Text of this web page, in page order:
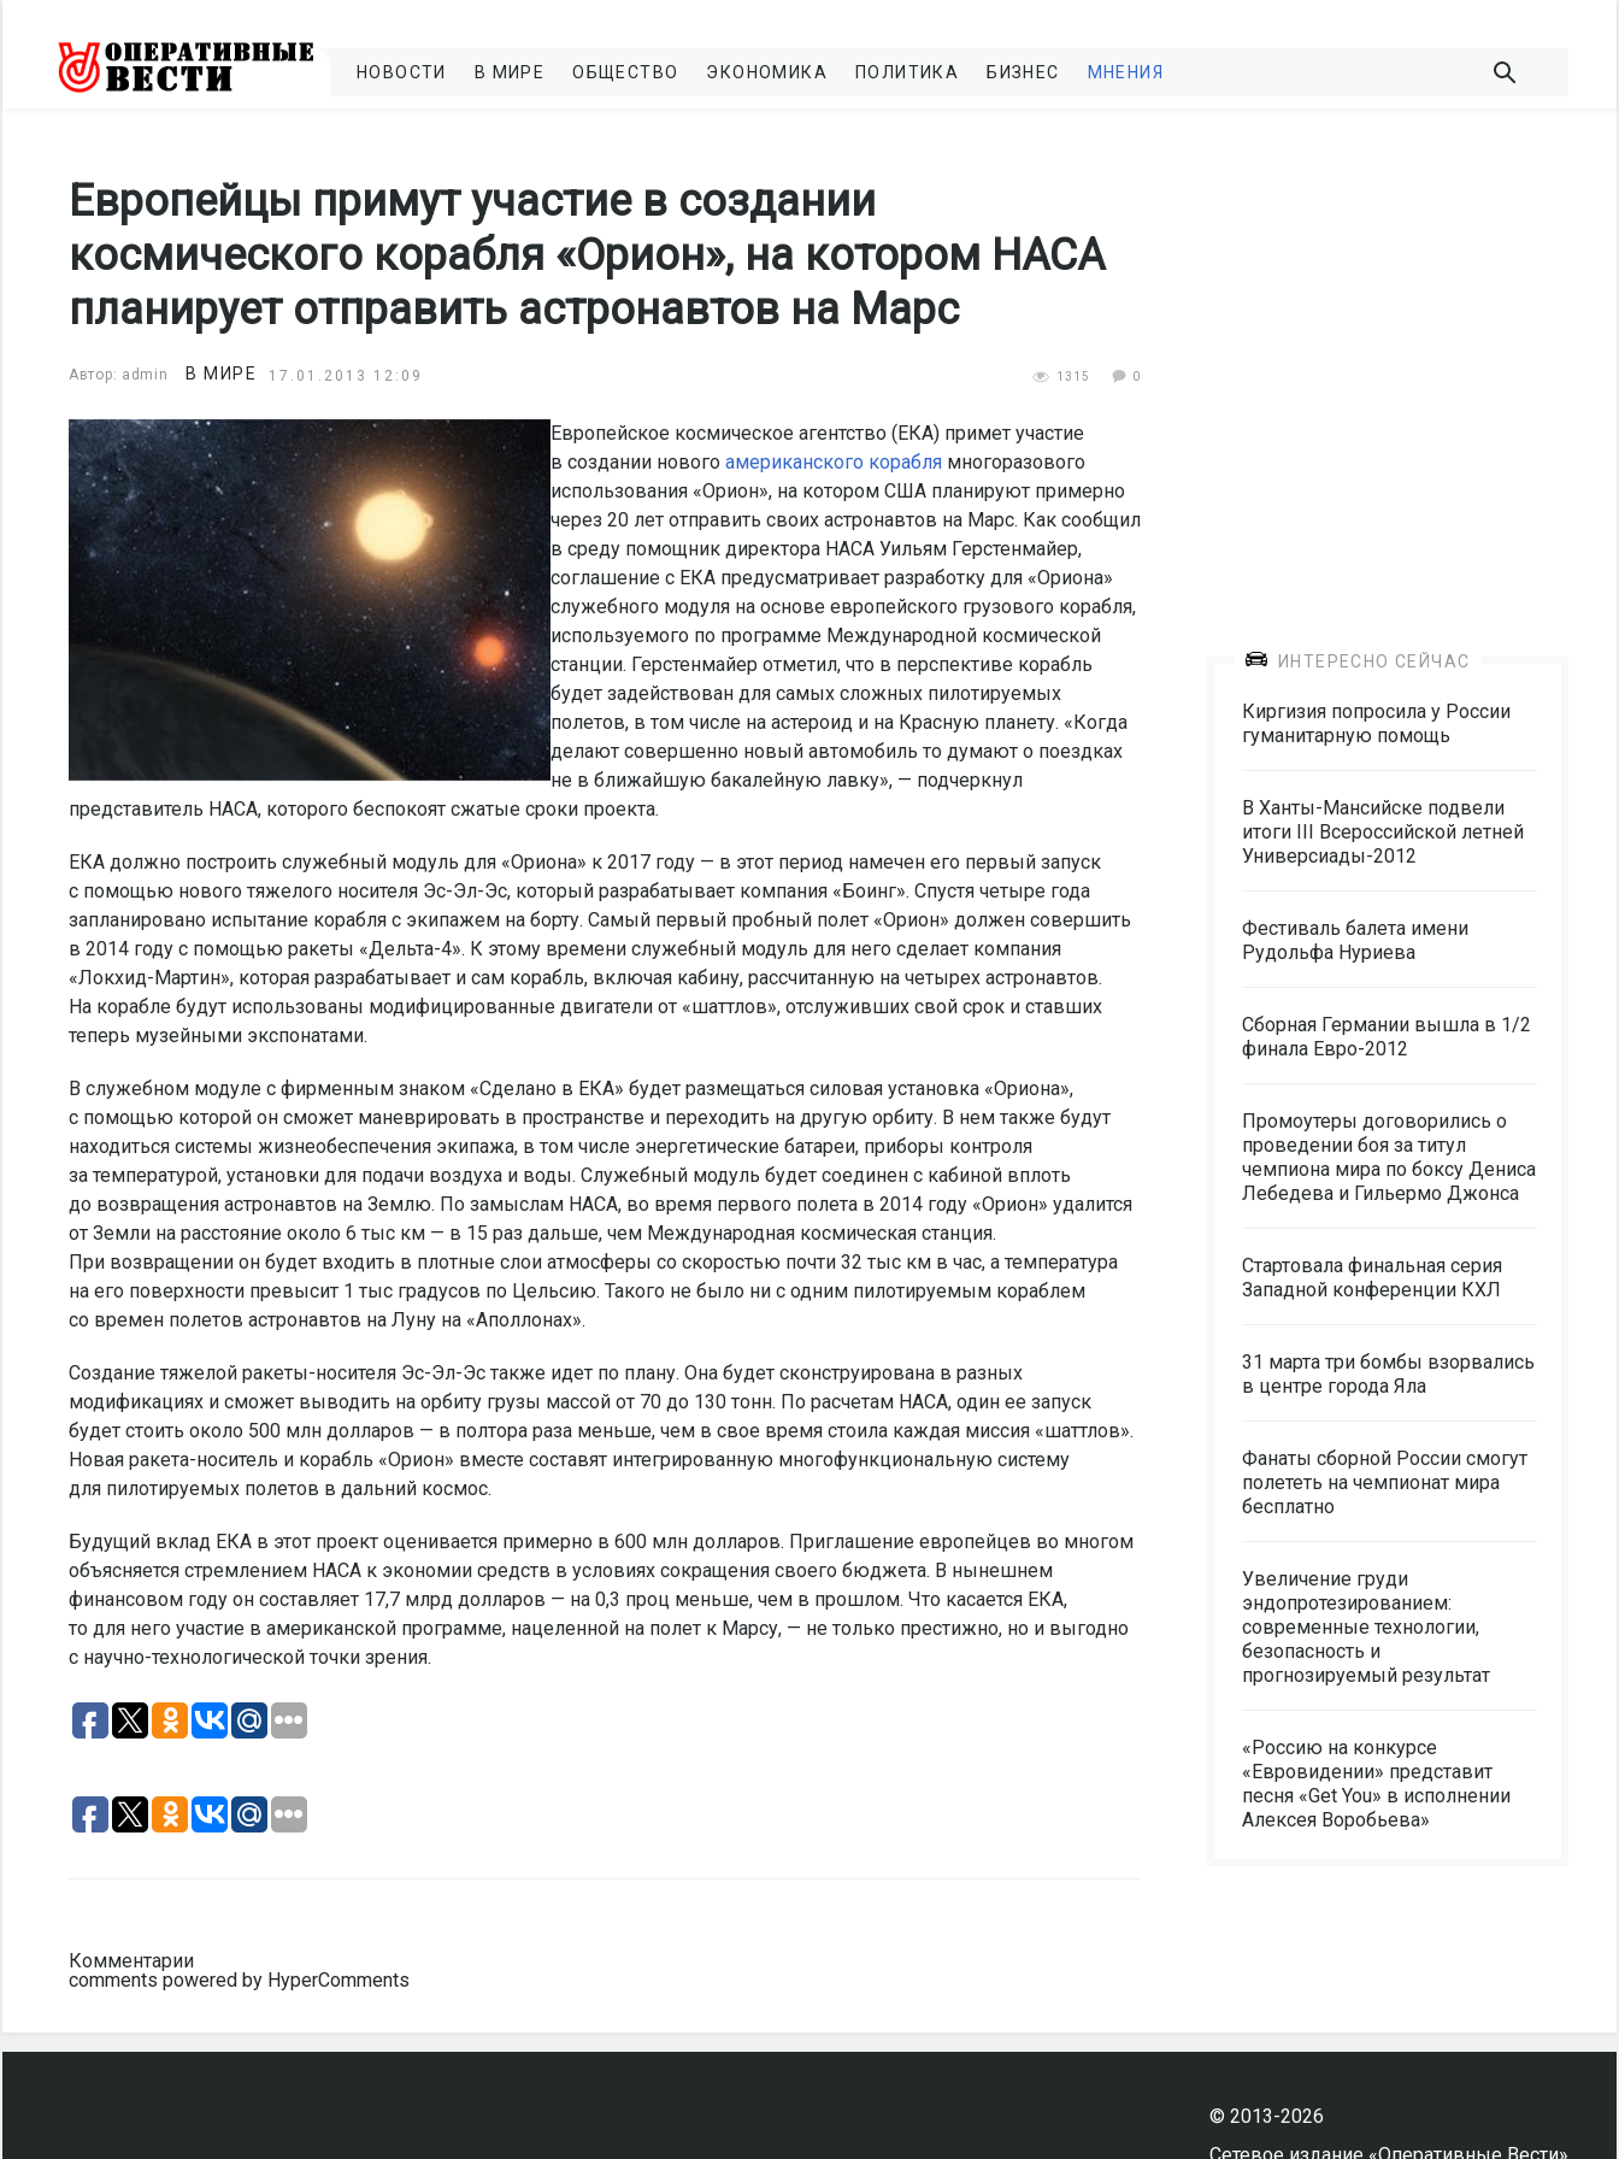
НОВОСТИ В МИРЕ ОБЩЕСТВО ЭКОНОМИКА ПОЛИТИКА БИЗНЕС МНЕНИЯ
Европейцы примут участие в создании
космического корабля «Орион», на котором НАСА
планирует отправить астронавтов на Марс
Автор: admin В МИРЕ 17.01.2013 12:09 1315 0
Европейское космическое агентство (ЕКА) примет участие
в создании нового американского корабля многоразового
использования «Орион», на котором США планируют примерно
через 20 лет отправить своих астронавтов на Марс. Как сообщил
в среду помощник директора НАСА Уильям Герстенмайер,
соглашение с ЕКА предусматривает разработку для «Ориона»
служебного модуля на основе европейского грузового корабля,
используемого по программе Международной космической
станции. Герстенмайер отметил, что в перспективе корабль
будет задействован для самых сложных пилотируемых
полетов, в том числе на астероид и на Красную планету. «Когда
делают совершенно новый автомобиль то думают о поездках
не в ближайшую бакалейную лавку», — подчеркнул
представитель НАСА, которого беспокоят сжатые сроки проекта.
ЕКА должно построить служебный модуль для «Ориона» к 2017 году — в этот период намечен его первый запуск
с помощью нового тяжелого носителя Эс-Эл-Эс, который разрабатывает компания «Боинг». Спустя четыре года
запланировано испытание корабля с экипажем на борту. Самый первый пробный полет «Орион» должен совершить
в 2014 году с помощью ракеты «Дельта-4». К этому времени служебный модуль для него сделает компания
«Локхид-Мартин», которая разрабатывает и сам корабль, включая кабину, рассчитанную на четырех астронавтов.
На корабле будут использованы модифицированные двигатели от «шаттлов», отслуживших свой срок и ставших
теперь музейными экспонатами.
В служебном модуле с фирменным знаком «Сделано в ЕКА» будет размещаться силовая установка «Ориона»,
с помощью которой он сможет маневрировать в пространстве и переходить на другую орбиту. В нем также будут
находиться системы жизнеобеспечения экипажа, в том числе энергетические батареи, приборы контроля
за температурой, установки для подачи воздуха и воды. Служебный модуль будет соединен с кабиной вплоть
до возвращения астронавтов на Землю. По замыслам НАСА, во время первого полета в 2014 году «Орион» удалится
от Земли на расстояние около 6 тыс км — в 15 раз дальше, чем Международная космическая станция.
При возвращении он будет входить в плотные слои атмосферы со скоростью почти 32 тыс км в час, а температура
на его поверхности превысит 1 тыс градусов по Цельсию. Такого не было ни с одним пилотируемым кораблем
со времен полетов астронавтов на Луну на «Аполлонах».
Создание тяжелой ракеты-носителя Эс-Эл-Эс также идет по плану. Она будет сконструирована в разных
модификациях и сможет выводить на орбиту грузы массой от 70 до 130 тонн. По расчетам НАСА, один ее запуск
будет стоить около 500 млн долларов — в полтора раза меньше, чем в свое время стоила каждая миссия «шаттлов».
Новая ракета-носитель и корабль «Орион» вместе составят интегрированную многофункциональную систему
для пилотируемых полетов в дальний космос.
Будущий вклад ЕКА в этот проект оценивается примерно в 600 млн долларов. Приглашение европейцев во многом
объясняется стремлением НАСА к экономии средств в условиях сокращения своего бюджета. В нынешнем
финансовом году он составляет 17,7 млрд долларов — на 0,3 проц меньше, чем в прошлом. Что касается ЕКА,
то для него участие в американской программе, нацеленной на полет к Марсу, — не только престижно, но и выгодно
с научно-технологической точки зрения.
Комментарии
comments powered by HyperComments
ИНТЕРЕСНО СЕЙЧАС
Киргизия попросила у России
гуманитарную помощь
В Ханты-Мансийске подвели
итоги III Всероссийской летней
Универсиады-2012
Фестиваль балета имени
Рудольфа Нуриева
Сборная Германии вышла в 1/2
финала Евро-2012
Промоутеры договорились о
проведении боя за титул
чемпиона мира по боксу Дениса
Лебедева и Гильермо Джонса
Стартовала финальная серия
Западной конференции КХЛ
31 марта три бомбы взорвались
в центре города Яла
Фанаты сборной России смогут
полететь на чемпионат мира
бесплатно
Увеличение груди
эндопротезированием:
современные технологии,
безопасность и
прогнозируемый результат
«Россию на конкурсе
«Евровидении» представит
песня «Get You» в исполнении
Алексея Воробьева»
© 2013-2026